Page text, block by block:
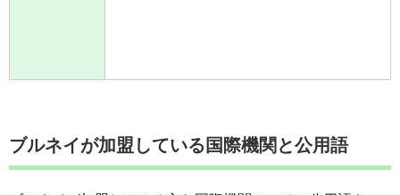
ブルネイが加盟している国際機関と公用語